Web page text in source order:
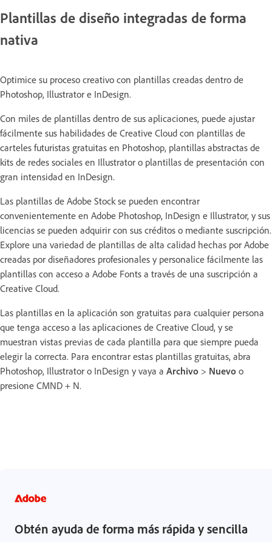
Plantillas de diseño integradas de forma
nativa
Optimice su proceso creativo con plantillas creadas dentro de
Photoshop, Illustrator e InDesign.
Con miles de plantillas dentro de sus aplicaciones, puede ajustar
fácilmente sus habilidades de Creative Cloud con plantillas de
carteles futuristas gratuitas en Photoshop, plantillas abstractas de
kits de redes sociales en Illustrator o plantillas de presentación con
gran intensidad en InDesign.
Las plantillas de Adobe Stock se pueden encontrar
convenientemente en Adobe Photoshop, InDesign e Illustrator, y sus
licencias se pueden adquirir con sus créditos o mediante suscripción.
Explore una variedad de plantillas de alta calidad hechas por Adobe
creadas por diseñadores profesionales y personalice fácilmente las
plantillas con acceso a Adobe Fonts a través de una suscripción a
Creative Cloud.
Las plantillas en la aplicación son gratuitas para cualquier persona
que tenga acceso a las aplicaciones de Creative Cloud, y se
muestran vistas previas de cada plantilla para que siempre pueda
elegir la correcta. Para encontrar estas plantillas gratuitas, abra
Photoshop, Illustrator o InDesign y vaya a Archivo > Nuevo o
presione CMND + N.
Obtén ayuda de forma más rápida y sencilla